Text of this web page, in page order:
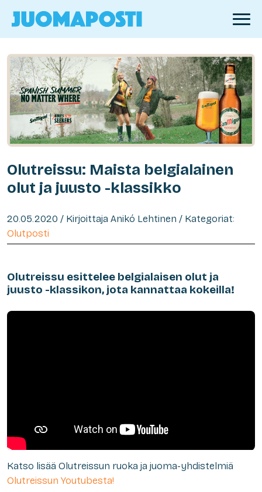
Olutreissu: Maista belgialainen
olut ja juusto -klassikko
20.05.2020 / Kirjoittaja Anikó Lehtinen / Kategoriat:
Olutposti
Olutreissu esittelee belgialaisen olut ja
juusto -klassikon, jota kannattaa kokeilla!
Katso lisää Olutreissun ruoka ja juoma-yhdistelmiä
Olutreissun Youtubesta!